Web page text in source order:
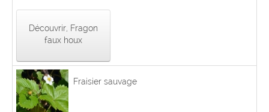
Découvrir, Fragon
faux houx
Fraisier sauvage